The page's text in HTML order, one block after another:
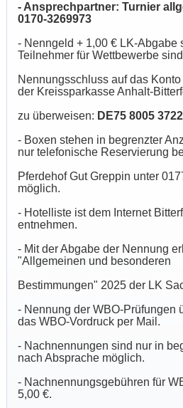
- Ansprechpartner: Turnier
0170-3269973
- Nenngeld + 1,00 € LK-Abgabe
Teilnehmer für Wettbewerbe
Nennungsschluss auf das
der Kreissparkasse Anhalt-
zu überweisen: DE75 8005
- Boxen stehen in begrenzter
nur telefonische Reservierung
Pferdehof Gut Greppin unter
möglich.
- Hotelliste ist dem Internet
entnehmen.
- Mit der Abgabe der Nennung
"Allgemeinen und besonderen
Bestimmungen" 2025 der LK
- Nennung der WBO-Prüfungen
das WBO-Vordruck per Mail.
- Nachnennungen sind nur in
nach Absprache möglich.
- Nachnennungsgebühren für
5,00 €.